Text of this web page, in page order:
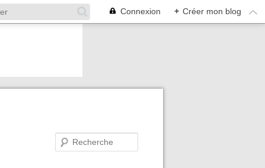
Connexion + Créer mon blog